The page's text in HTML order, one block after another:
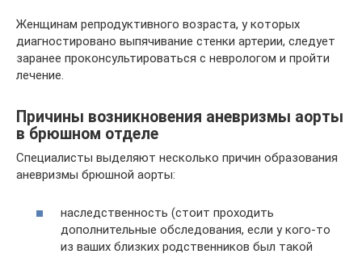
Женщинам репродуктивного возраста, у которых
диагностировано выпячивание стенки артерии, следует
заранее проконсультироваться с неврологом и пройти
лечение.
Причины возникновения аневризмы аорты
в брюшном отделе
Специалисты выделяют несколько причин образования
аневризмы брюшной аорты:
наследственность (стоит проходить
дополнительные обследования, если у кого-то
из ваших близких родственников был такой